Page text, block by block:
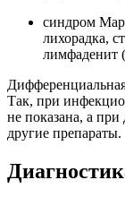
синдром
лихорадка,
лимфаденит
Так, при
не показана, а
другие препараты.